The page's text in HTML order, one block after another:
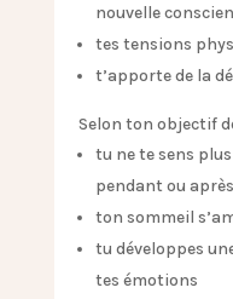
nouvelle
tes tensions
t’apporte de la
Selon ton objectif
tu ne te sens
pendant ou
ton sommeil
tu développes
tes émotions